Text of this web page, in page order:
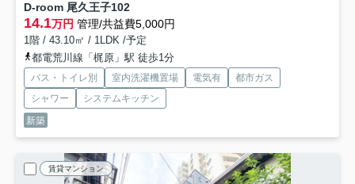
D-room 尾久王子102
14.1万円 管理/共益費5,000円
1階 / 43.10㎡ / 1LDK /予定
都電荒川線「梶原」駅 徒歩1分
バス・トイレ別 室内洗濯機置場 電気有
都市ガス
シャワー
システムキッチン
新築
賃貸マンション